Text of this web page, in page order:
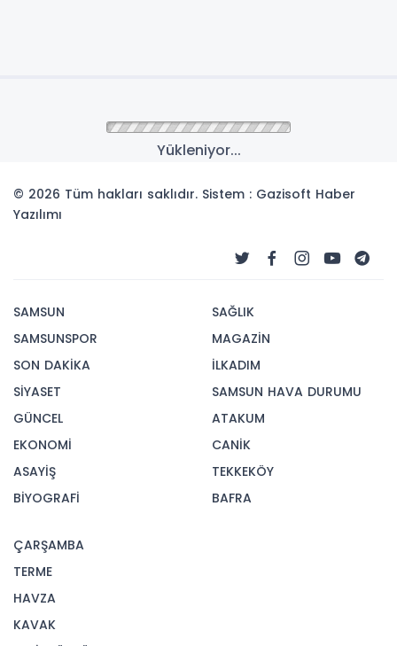
Yükleniyor...
© 2026 Tüm hakları saklıdır. Sistem : Gazisoft Haber
Yazılımı
SAMSUN
SAMSUNSPOR
SON DAKİKA
SİYASET
GÜNCEL
EKONOMİ
ASAYİŞ
BİYOGRAFİ
SAĞLIK
MAGAZİN
İLKADIM
SAMSUN HAVA DURUMU
ATAKUM
CANİK
TEKKEKÖY
BAFRA
ÇARŞAMBA
TERME
HAVZA
KAVAK